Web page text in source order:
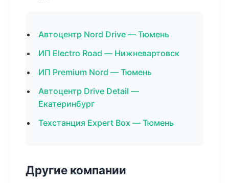
Автоцентр Nord Drive — Тюмень
ИП Electro Road — Нижневартовск
ИП Premium Nord — Тюмень
Автоцентр Drive Detail —
Екатеринбург
Техстанция Expert Box — Тюмень
Другие компании